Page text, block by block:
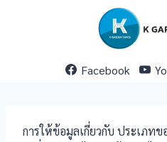
Facebook
การให้ข้อมูลเกี่ยวกับ ประเภทข